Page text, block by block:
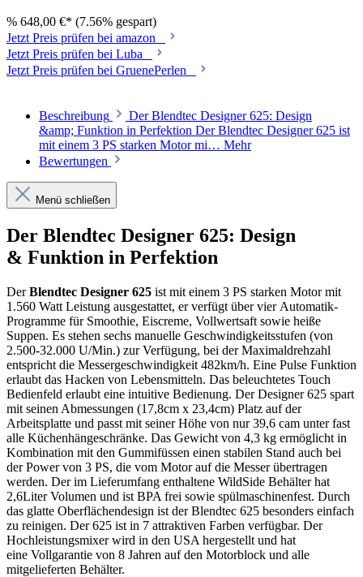
% 648,00 €* (7.56% gespart)
Jetzt Preis prüfen bei amazon
Jetzt Preis prüfen bei Luba
Jetzt Preis prüfen bei GruenePerlen
Beschreibung
Der Blendtec Designer 625: Design
&amp; Funktion in Perfektion Der Blendtec Designer 625 ist
mit einem 3 PS starken Motor mi… Mehr
Bewertungen
Menü schließen
Der Blendtec Designer 625: Design
& Funktion in Perfektion
DerBlendtec Designer 625 ist mit einem 3 PS starken Motor mit
1.560 Watt Leistung ausgestattet, er verfügt über vier Automatik-
Programme für Smoothie, Eiscreme, Vollwertsaft sowie heiße
Suppen. Es stehen sechs manuelle Geschwindigkeitsstufen (von
2.500-32.000 U/Min.) zur Verfügung, bei der Maximaldrehzahl
entspricht die Messergeschwindigkeit 482km/h. Eine Pulse Funktion
erlaubt das Hacken von Lebensmitteln. Das beleuchtetes Touch
Bedienfeld erlaubt eine intuitive Bedienung. Der Designer 625 spart
mit seinen Abmessungen (17,8cm x 23,4cm) Platz auf der
Arbeitsplatte und passt mit seiner Höhe von nur 39,6 cam unter fast
alle Küchenhängeschränke. Das Gewicht von 4,3 kg ermöglicht in
Kombination mit den Gummifüssen einen stabilen Stand auch bei
der Power von 3 PS, die vom Motor auf die Messer übertragen
werden. Der im Lieferumfang enthaltene WildSide Behälter hat
2,6Liter Volumen und ist BPA frei sowie spülmaschinenfest. Durch
das glatte Oberflächendesign ist der Blendtec 625 besonders einfach
zu reinigen. Der 625 ist in 7 attraktiven Farben verfügbar. Der
Hochleistungsmixer wird in den USA hergestellt und hat
eine Vollgarantie von 8 Jahren auf den Motorblock und alle
mitgelieferten Behälter.